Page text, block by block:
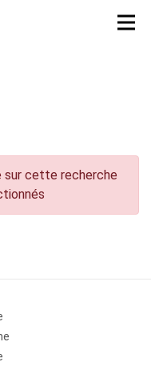
sur cette recherche